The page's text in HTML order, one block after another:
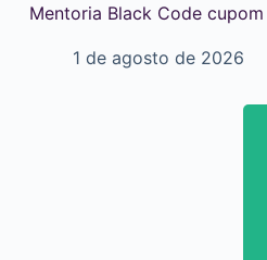
Mentoria Black Code
1 de agosto de 2026